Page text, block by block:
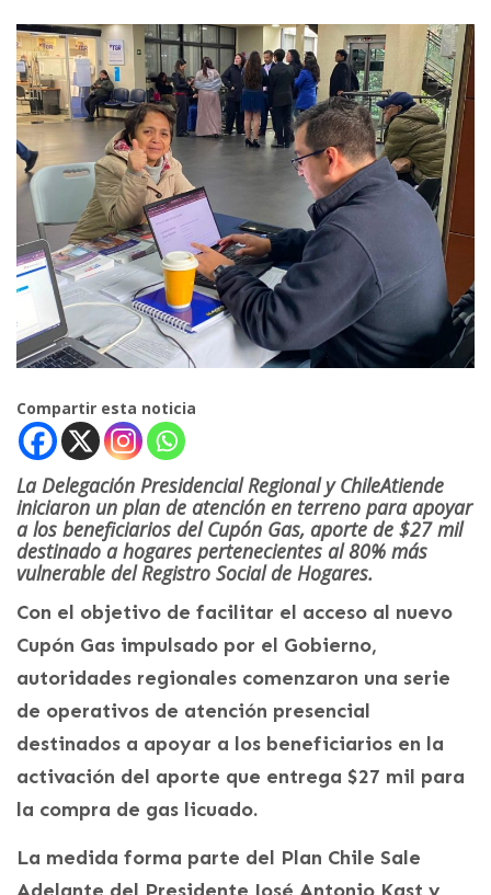
Compartir esta noticia
La Delegación Presidencial Regional y ChileAtiende
iniciaron un plan de atención en terreno para apoyar
a los beneficiarios del Cupón Gas, aporte de $27 mil
destinado a hogares pertenecientes al 80% más
vulnerable del Registro Social de Hogares.
Con el objetivo de facilitar el acceso al nuevo
Cupón Gas impulsado por el Gobierno,
autoridades regionales comenzaron una serie
de operativos de atención presencial
destinados a apoyar a los beneficiarios en la
activación del aporte que entrega $27 mil para
la compra de gas licuado.
La medida forma parte del Plan Chile Sale
Adelante del Presidente José Antonio Kast y